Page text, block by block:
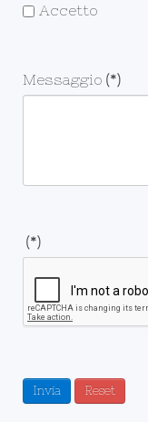
Accetto
Messaggio (*)
(*)
Invia Reset